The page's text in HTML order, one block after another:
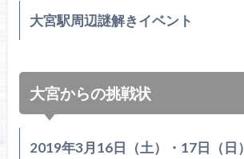
大宮駅周辺謎解きイベント
大宮からの挑戦状
2019年3月16日（土）・17日（日）